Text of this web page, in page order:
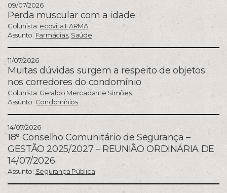
09/07/2026
Perda muscular com a idade
Colunista: ecovita FARMA
Assunto: Farmácias, Saúde
11/07/2026
Muitas dúvidas surgem a respeito de objetos
nos corredores do condomínio
Colunista: Geraldo Mercadante Simões
Assunto: Condomínios
14/07/2026
18° Conselho Comunitário de Segurança –
GESTÃO 2025/2027 – REUNIÃO ORDINÁRIA DE
14/07/2026
Assunto: Segurança Pública